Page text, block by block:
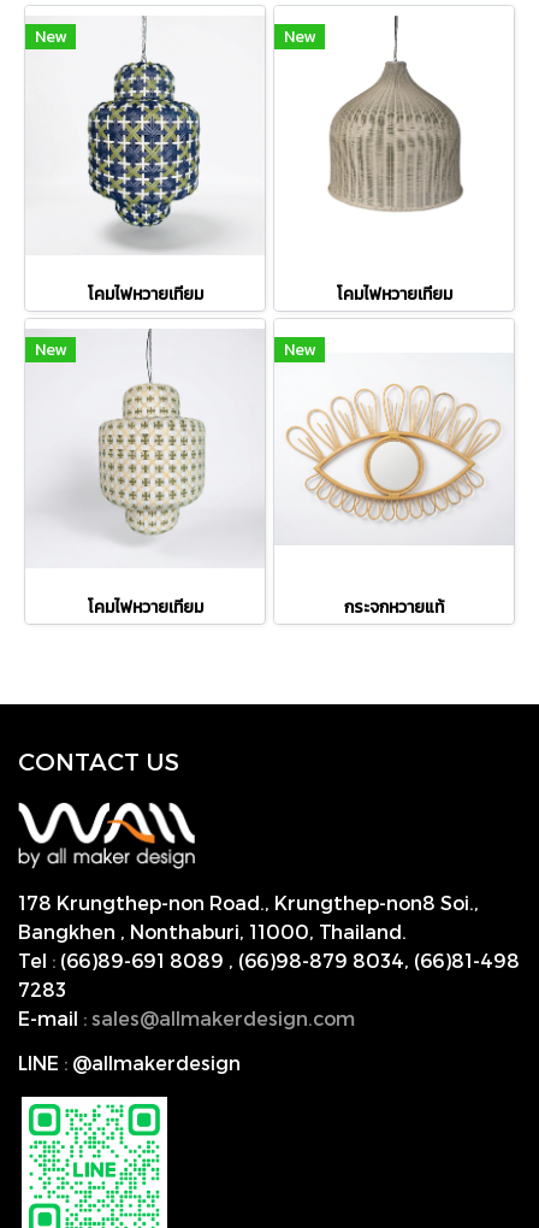
New
โคมไฟหวายเทียม
New
โคมไฟหวายเทียม
New
โคมไฟหวายเทียม
New
กระจกหวายแท้
CONTACT US
178 Krungthep-non Road., Krungthep-non8 Soi.,
Bangkhen , Nonthaburi, 11000, Thailand.
Tel : (66)89-691 8089 , (66)98-879 8034, (66)81-498
7283
E-mail : sales@allmakerdesign.com
LINE : @allmakerdesign